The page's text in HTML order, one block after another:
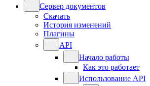
Сервер документов
Скачать
История изменений
Плагины
API
Начало работы
Как это работает
Использование API